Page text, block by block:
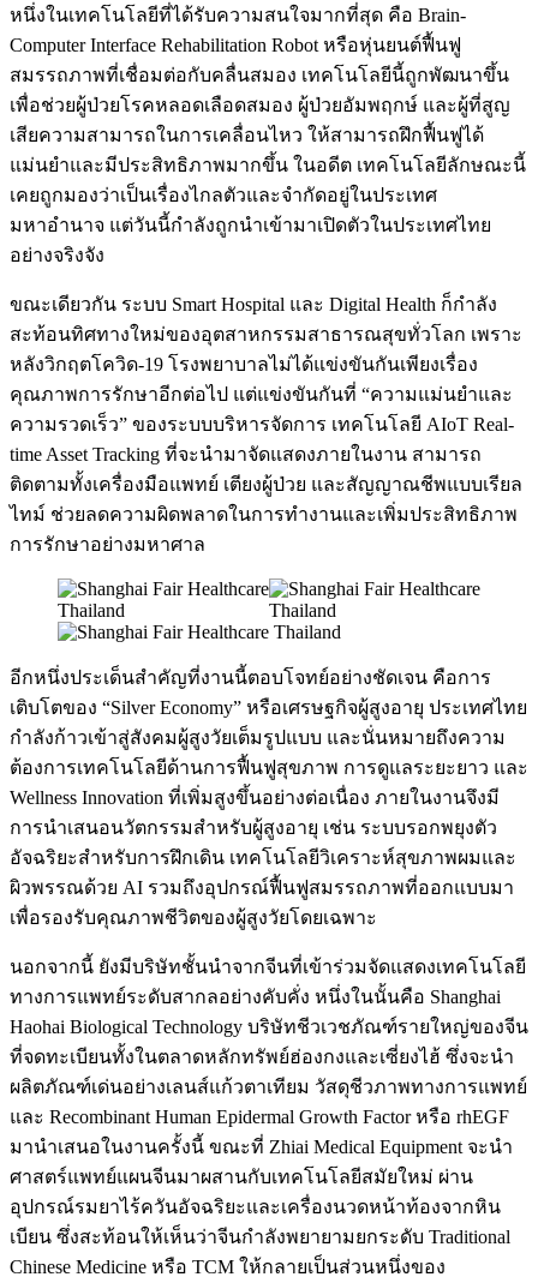
หนึ่งในเทคโนโลยีที่ได้รับความสนใจมากที่สุด คือ Brain-
Computer Interface Rehabilitation Robot หรือหุ่นยนต์ฟื้นฟู
สมรรถภาพที่เชื่อมต่อกับคลื่นสมอง เทคโนโลยีนี้ถูกพัฒนาขึ้น
เพื่อช่วยผู้ป่วยโรคหลอดเลือดสมอง ผู้ป่วยอัมพฤกษ์ และผู้ที่สูญ
เสียความสามารถในการเคลื่อนไหว ให้สามารถฝึกฟื้นฟูได้
แม่นยำและมีประสิทธิภาพมากขึ้น ในอดีต เทคโนโลยีลักษณะนี้
เคยถูกมองว่าเป็นเรื่องไกลตัวและจำกัดอยู่ในประเทศ
มหาอำนาจ แต่วันนี้กำลังถูกนำเข้ามาเปิดตัวในประเทศไทย
อย่างจริงจัง
ขณะเดียวกัน ระบบ Smart Hospital และ Digital Health ก็กำลัง
สะท้อนทิศทางใหม่ของอุตสาหกรรมสาธารณสุขทั่วโลก เพราะ
หลังวิกฤตโควิด-19 โรงพยาบาลไม่ได้แข่งขันกันเพียงเรื่อง
คุณภาพการรักษาอีกต่อไป แต่แข่งขันกันที่ “ความแม่นยำและ
ความรวดเร็ว” ของระบบบริหารจัดการ เทคโนโลยี AIoT Real-
time Asset Tracking ที่จะนำมาจัดแสดงภายในงาน สามารถ
ติดตามทั้งเครื่องมือแพทย์ เตียงผู้ป่วย และสัญญาณชีพแบบเรียล
ไทม์ ช่วยลดความผิดพลาดในการทำงานและเพิ่มประสิทธิภาพ
การรักษาอย่างมหาศาล
อีกหนึ่งประเด็นสำคัญที่งานนี้ตอบโจทย์อย่างชัดเจน คือการ
เติบโตของ “Silver Economy” หรือเศรษฐกิจผู้สูงอายุ ประเทศไทย
กำลังก้าวเข้าสู่สังคมผู้สูงวัยเต็มรูปแบบ และนั่นหมายถึงความ
ต้องการเทคโนโลยีด้านการฟื้นฟูสุขภาพ การดูแลระยะยาว และ
Wellness Innovation ที่เพิ่มสูงขึ้นอย่างต่อเนื่อง ภายในงานจึงมี
การนำเสนอนวัตกรรมสำหรับผู้สูงอายุ เช่น ระบบรอกพยุงตัว
อัจฉริยะสำหรับการฝึกเดิน เทคโนโลยีวิเคราะห์สุขภาพผมและ
ผิวพรรณด้วย AI รวมถึงอุปกรณ์ฟื้นฟูสมรรถภาพที่ออกแบบมา
เพื่อรองรับคุณภาพชีวิตของผู้สูงวัยโดยเฉพาะ
นอกจากนี้ ยังมีบริษัทชั้นนำจากจีนที่เข้าร่วมจัดแสดงเทคโนโลยี
ทางการแพทย์ระดับสากลอย่างคับคั่ง หนึ่งในนั้นคือ Shanghai
Haohai Biological Technology บริษัทชีวเวชภัณฑ์รายใหญ่ของจีน
ที่จดทะเบียนทั้งในตลาดหลักทรัพย์ฮ่องกงและเซี่ยงไฮ้ ซึ่งจะนำ
ผลิตภัณฑ์เด่นอย่างเลนส์แก้วตาเทียม วัสดุชีวภาพทางการแพทย์
และ Recombinant Human Epidermal Growth Factor หรือ rhEGF
มานำเสนอในงานครั้งนี้ ขณะที่ Zhiai Medical Equipment จะนำ
ศาสตร์แพทย์แผนจีนมาผสานกับเทคโนโลยีสมัยใหม่ ผ่าน
อุปกรณ์รมยาไร้ควันอัจฉริยะและเครื่องนวดหน้าท้องจากหิน
เบียน ซึ่งสะท้อนให้เห็นว่าจีนกำลังพยายามยกระดับ Traditional
Chinese Medicine หรือ TCM ให้กลายเป็นส่วนหนึ่งของ